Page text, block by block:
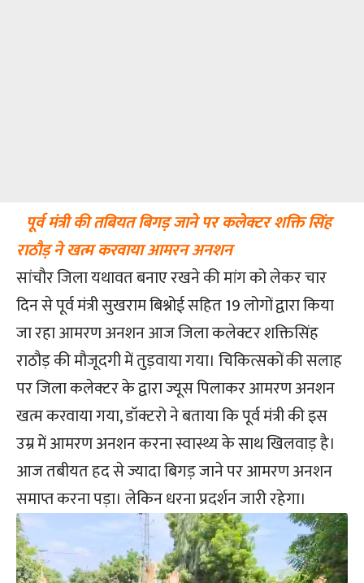
पूर्व मंत्री की तबियत बिगड़ जाने पर कलेक्टर शक्ति सिंह
राठौड़ ने खत्म करवाया आमरन अनशन
सांचौर जिला यथावत बनाए रखने की मांग को लेकर चार
दिन से पूर्व मंत्री सुखराम बिश्नोई सहित 19 लोगों द्वारा किया
जा रहा आमरण अनशन आज जिला कलेक्टर शक्तिसिंह
राठौड़ की मौजूदगी में तुड़वाया गया। चिकित्सकों की सलाह
पर जिला कलेक्टर के द्वारा ज्यूस पिलाकर आमरण अनशन
खत्म करवाया गया, डॉक्टरो ने बताया कि पूर्व मंत्री की इस
उम्र में आमरण अनशन करना स्वास्थ्य के साथ खिलवाड़ है।
आज तबीयत हद से ज्यादा बिगड़ जाने पर आमरण अनशन
समाप्त करना पड़ा। लेकिन धरना प्रदर्शन जारी रहेगा।